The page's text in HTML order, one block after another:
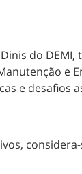
do DEMI,
e
e desafios